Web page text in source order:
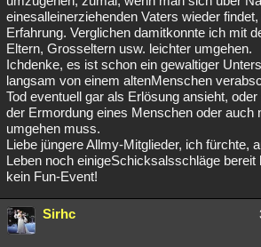
einesalleinerziehenden Vaters wieder
Erfahrung. Verglichen damitkonnte ich mit
Eltern, Grosseltern usw. leichter umgehen.
Ichdenke, es ist schon ein gewaltiger
langsam von einem altenMenschen
Tod eventuell gar als Erlösung ansieht,
der Ermordung eines Menschen oder auch
umgehen muss.
Liebe jüngere Allmy-Mitglieder, ich fürchte,
Leben noch einigeSchicksalsschläge bereit
kein Fun-Event!
Sirhc